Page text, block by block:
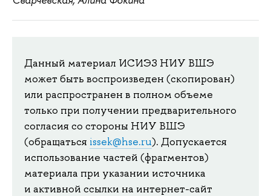
Данный материал ИСИЭЗ НИУ ВШЭ
может быть воспроизведен (скопирован)
или распространен в полном объеме
только при получении предварительного
согласия со стороны НИУ ВШЭ
(обращаться issek@hse.ru). Допускается
использование частей (фрагментов)
материала при указании источника
и активной ссылки на интернет-сайт